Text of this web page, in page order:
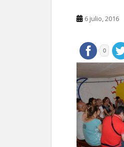
6 julio, 2016
0